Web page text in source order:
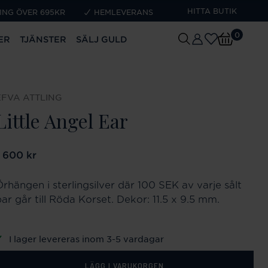
ÖVER 695KR HEMLEVERANS HITTA BUTIK
TJÄNSTER SÄLJ GULD 0
ATTLING
Angel Ear
:1 600 kr
600 kr
i sterlingsilver där 100 SEK av varje sålt
går till Röda Korset. Dekor: 11.5 x 9.5 mm.
I lager levereras inom 3-5 vardagar
LÄGG I VARUKORGEN